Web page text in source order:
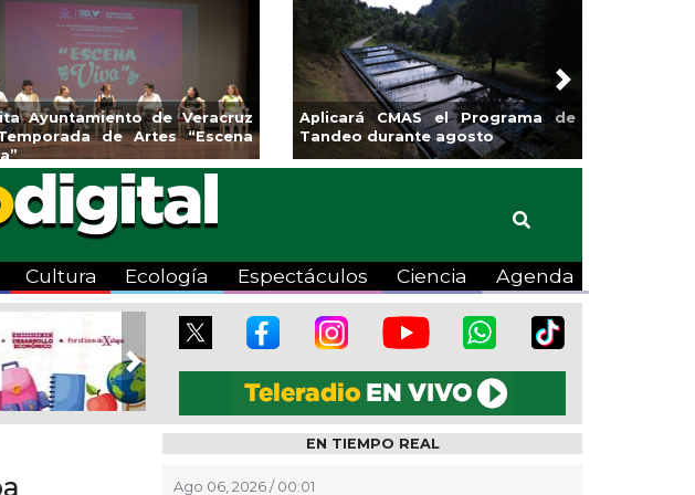
Ayuntamiento de Veracruz
de Artes “Escena
Aplicará CMAS el Programa de
Tandeo durante agosto
Next
Cultura Ecología Espectáculos Ciencia Agenda
Next
EN TIEMPO REAL
Ago 06, 2026 / 00:01